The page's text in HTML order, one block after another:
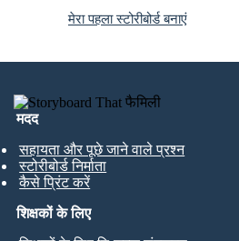
मेरा पहला स्टोरीबोर्ड बनाएं
मदद
सहायता और पूछे जाने वाले प्रश्न
स्टोरीबोर्ड निर्माता
कैसे प्रिंट करें
शिक्षकों के लिए